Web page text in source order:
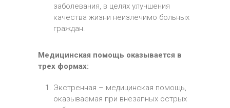
заболевания, в целях улучшения
качества жизни неизлечимо больных
граждан.
Медицинская помощь оказывается в
трех формах:
Экстренная – медицинская помощь,
оказываемая при внезапных острых